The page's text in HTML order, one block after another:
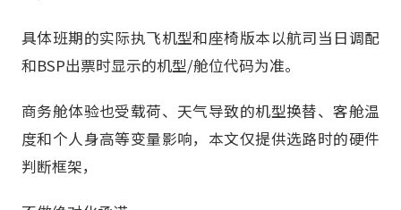
具体班期的实际执飞机型和座椅版本以航司当日调配
和BSP出票时显示的机型/舱位代码为准。
商务舱体验也受载荷、天气导致的机型换替、客舱温
度和个人身高等变量影响，本文仅提供选路时的硬件
判断框架，